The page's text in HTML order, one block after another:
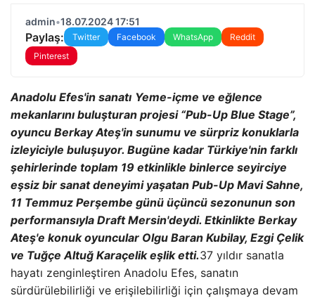
admin•18.07.2024 17:51
Paylaş: Twitter Facebook WhatsApp
Reddit
Pinterest
Anadolu Efes'in sanatı Yeme-içme ve eğlence
mekanlarını buluşturan projesi “Pub-Up Blue Stage”,
oyuncu Berkay Ateş'in sunumu ve sürpriz konuklarla
izleyiciyle buluşuyor. Bugüne kadar Türkiye'nin farklı
şehirlerinde toplam 19 etkinlikle binlerce seyirciye
eşsiz bir sanat deneyimi yaşatan Pub-Up Mavi Sahne,
11 Temmuz Perşembe günü üçüncü sezonunun son
performansıyla Draft Mersin'deydi. Etkinlikte Berkay
Ateş'e konuk oyuncular Olgu Baran Kubilay, Ezgi Çelik
ve Tuğçe Altuğ Karaçelik eşlik etti.37 yıldır sanatla
hayatı zenginleştiren Anadolu Efes, sanatın
sürdürülebilirliği ve erişilebilirliği için çalışmaya devam